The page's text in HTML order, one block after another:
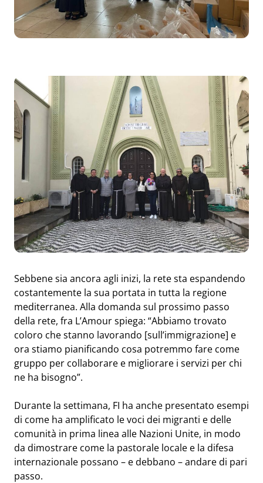
Sebbene sia ancora agli inizi, la rete sta espandendo
costantemente la sua portata in tutta la regione
mediterranea. Alla domanda sul prossimo passo
della rete, fra L’Amour spiega: “Abbiamo trovato
coloro che stanno lavorando [sull’immigrazione] e
ora stiamo pianificando cosa potremmo fare come
gruppo per collaborare e migliorare i servizi per chi
ne ha bisogno”.
Durante la settimana, FI ha anche presentato esempi
di come ha amplificato le voci dei migranti e delle
comunità in prima linea alle Nazioni Unite, in modo
da dimostrare come la pastorale locale e la difesa
internazionale possano – e debbano – andare di pari
passo.